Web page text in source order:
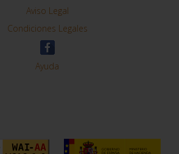
Aviso Legal
Condiciones Legales
Ayuda